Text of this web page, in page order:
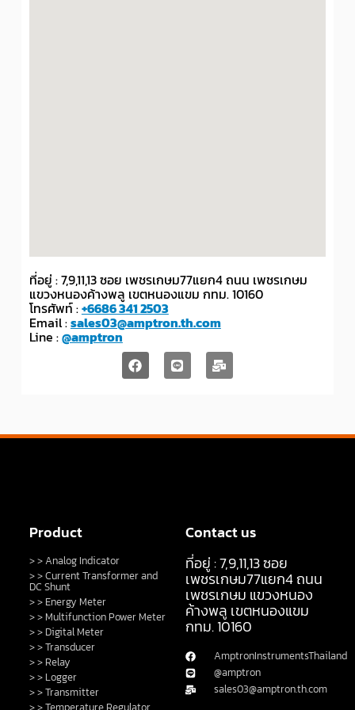
ที่อยู่ : 7,9,11,13 ซอย เพชรเกษม77แยก4 ถนน เพชรเกษม
แขวงหนองค้างพลู เขตหนองแขม กทม. 10160
โทรศัพท์ :+6686 341 2503
Email :sales03@amptron.th.com
Line :@amptron
Product
> > Analog Indicator
> > Current Transformer and
DC Shunt
> > Energy Meter
> > Multifunction Power Meter
> > Digital Meter
> > Transducer
> > Relay
> > Logger
> > Transmitter
Contact us
ที่อยู่ : 7,9,11,13 ซอย
เพชรเกษม77แยก4 ถนน
เพชรเกษม แขวงหนอง
ค้างพลู เขตหนองแขม
กทม. 10160
AmptronInstrumentsThailand
@amptron
sales03@amptron.th.com